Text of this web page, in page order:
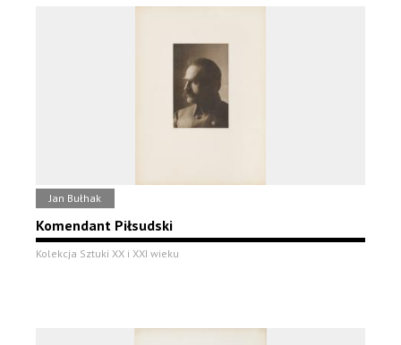
Jan Bułhak
Komendant Piłsudski
Kolekcja Sztuki XX i XXI wieku